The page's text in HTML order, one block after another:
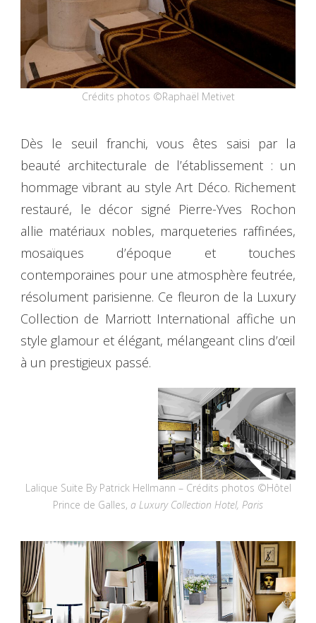
Crédits photos ©Raphaël Metivet
Dès le seuil franchi, vous êtes saisi par la
beauté architecturale de l’établissement : un
hommage vibrant au style Art Déco. Richement
restauré, le décor signé Pierre-Yves Rochon
allie matériaux nobles, marqueteries raffinées,
mosaïques d’époque et touches
contemporaines pour une atmosphère feutrée,
résolument parisienne. Ce fleuron de la Luxury
Collection de Marriott International affiche un
style glamour et élégant, mélangeant clins d’œil
à un prestigieux passé.
Lalique Suite By Patrick Hellmann – Crédits photos ©Hôtel
Prince de Galles, a Luxury Collection Hotel, Paris